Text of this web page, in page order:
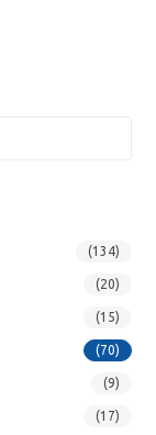
(134)
(20)
(15)
(70)
(9)
(17)